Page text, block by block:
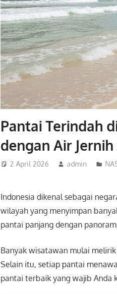
Pantai Terindah
dengan Air
2 April 2026 admin
Indonesia dikenal sebagai
wilayah yang menyimpan
pantai panjang dengan
Banyak wisatawan mulai melirik
Selain itu, setiap pantai
pantai terbaik yang wajib Anda